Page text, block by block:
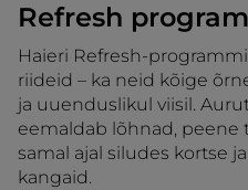
Refresh
Haieri Refresh-
riideid – ka neid kõige
ja uuenduslikul viisil.
eemaldab lõhnad, peene
samal ajal siludes kortse
kangaid.